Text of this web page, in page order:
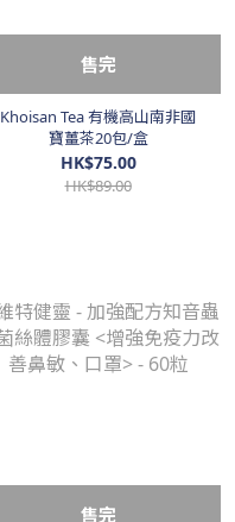
售完
Khoisan Tea 有機高山南非國
寶薑茶20包/盒
HK$75.00
HK$89.00
售完